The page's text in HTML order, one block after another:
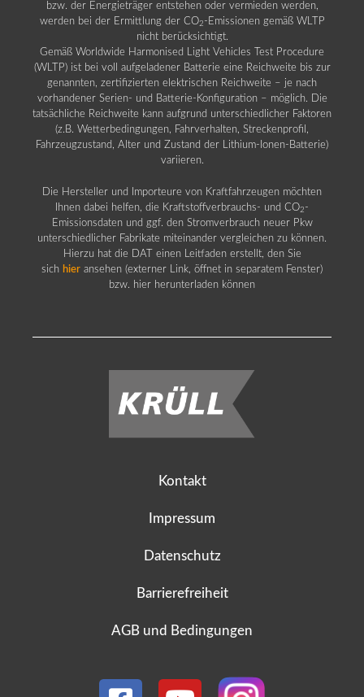
bzw. der Energieträger entstehen oder vermieden werden,
werden bei der Ermittlung der CO2 -Emissionen gemäß WLTP
nicht berücksichtigt.
Gemäß Worldwide Harmonised Light Vehicles Test Procedure
(WLTP) ist bei voll aufgeladener Batterie eine Reichweite bis zur
genannten, zertifizierten elektrischen Reichweite – je nach
vorhandener Serien- und Batterie-Konfiguration – möglich. Die
tatsächliche Reichweite kann aufgrund unterschiedlicher Faktoren
(z.B. Wetterbedingungen, Fahrverhalten, Streckenprofil,
Fahrzeugzustand, Alter und Zustand der Lithium-Ionen-Batterie)
variieren.
Die Hersteller und Importeure von Kraftfahrzeugen möchten
Ihnen dabei helfen, die Kraftstoffverbrauchs- und CO2 -
Emissionsdaten und ggf. den Stromverbrauch neuer Pkw
unterschiedlicher Fabrikate miteinander vergleichen zu können.
Hierzu hat die DAT einen Leitfaden erstellt, den Sie
sich hier ansehen (externer Link, öffnet in separatem Fenster)
bzw. hier herunterladen können
Kontakt
Impressum
Datenschutz
Barrierefreiheit
AGB und Bedingungen